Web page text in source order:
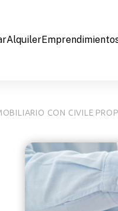
Alquiler
CON CIVILE